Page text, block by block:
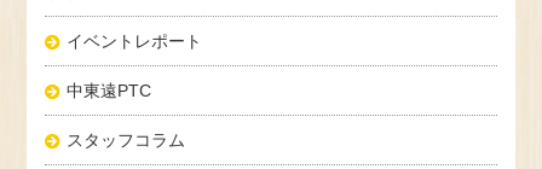
イベントレポート
中東遠PTC
スタッフコラム